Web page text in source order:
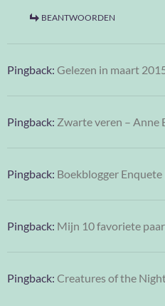
BEANTWOORDEN
Pingback: Gelezen in maart
Pingback: Zwarte veren – Anne
Pingback: Boekblogger
Pingback: Mijn 10 favoriete
Pingback: Creatures of the